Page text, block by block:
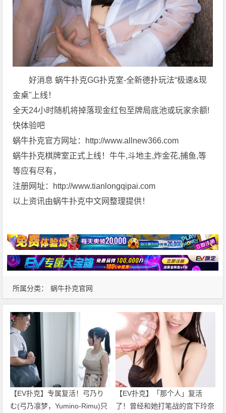
所属分类： 蜗牛扑克官网
好消息 蜗牛扑克GG扑克室-全新德扑玩法“极速&现
金桌"上线！
全天24小时随机将掉落现金红包至牌局底池或玩家余额!
快体验吧
蜗牛扑克官方网址：http://www.allnew366.com
蜗牛扑克棋牌室正式上线！牛牛,斗地主,炸金花,捕鱼,等
等应有尽有，
注册网址：http://www.tianlongqipai.com
以上资讯由蜗牛扑克中文网整理提供！
【EV扑克】专属复活！弓乃り
む(弓乃凛梦，Yumino-Rimu)只
【EV扑克】「那个人」复活
了！曾经和她打笔战的宫下玲奈